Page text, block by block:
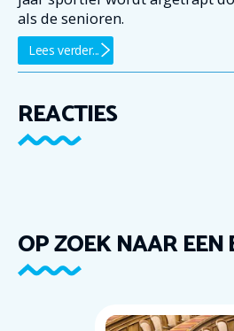
als de senioren.
Lees verder...
REACTIES
OP ZOEK NAAR EEN